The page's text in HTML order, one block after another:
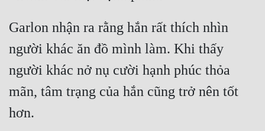
Garlon nhận ra rằng hắn rất thích nhìn
người khác ăn đồ mình làm. Khi thấy
người khác nở nụ cười hạnh phúc thỏa
mãn, tâm trạng của hắn cũng trở nên tốt